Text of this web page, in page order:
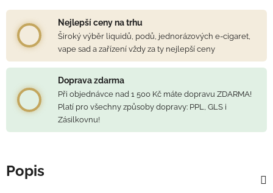
Nejlepší ceny na trhu
Široký výběr liquidů, podů, jednorázových e-cigaret,
vape sad a zařízení vždy za ty nejlepší ceny
Doprava zdarma
Při objednávce nad 1 500 Kč máte dopravu ZDARMA!
Platí pro všechny způsoby dopravy: PPL, GLS i
Zásilkovnu!
Popis